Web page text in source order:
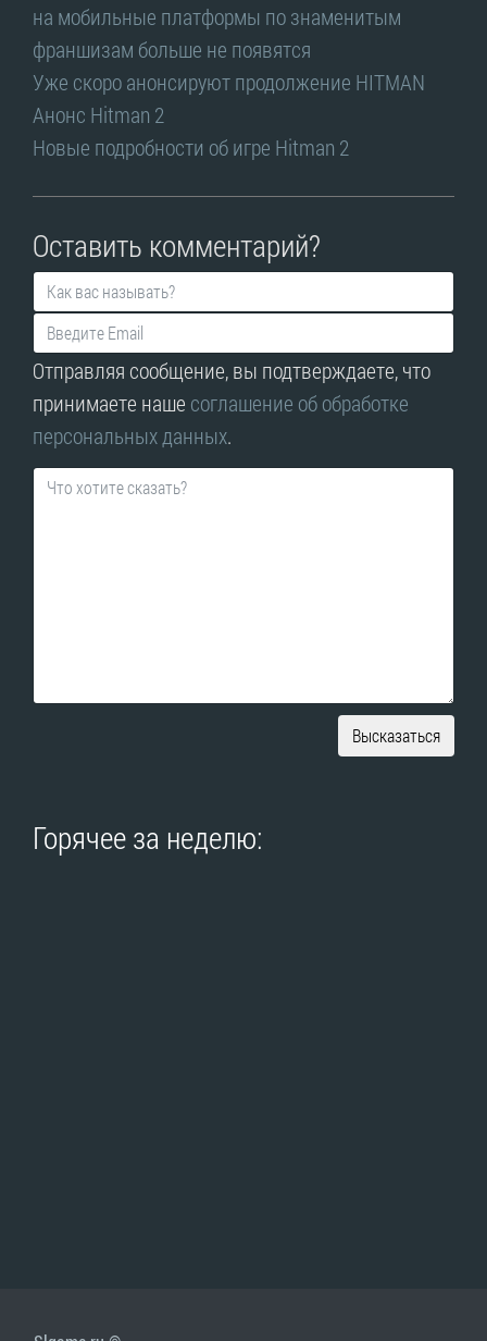
на мобильные платформы по знаменитым
франшизам больше не появятся
Уже скоро анонсируют продолжение HITMAN
Анонс Hitman 2
Новые подробности об игре Hitman 2
Оставить комментарий?
Отправляя сообщение, вы подтверждаете, что
принимаете наше соглашение об обработке
персональных данных.
Высказаться
Горячее за неделю: